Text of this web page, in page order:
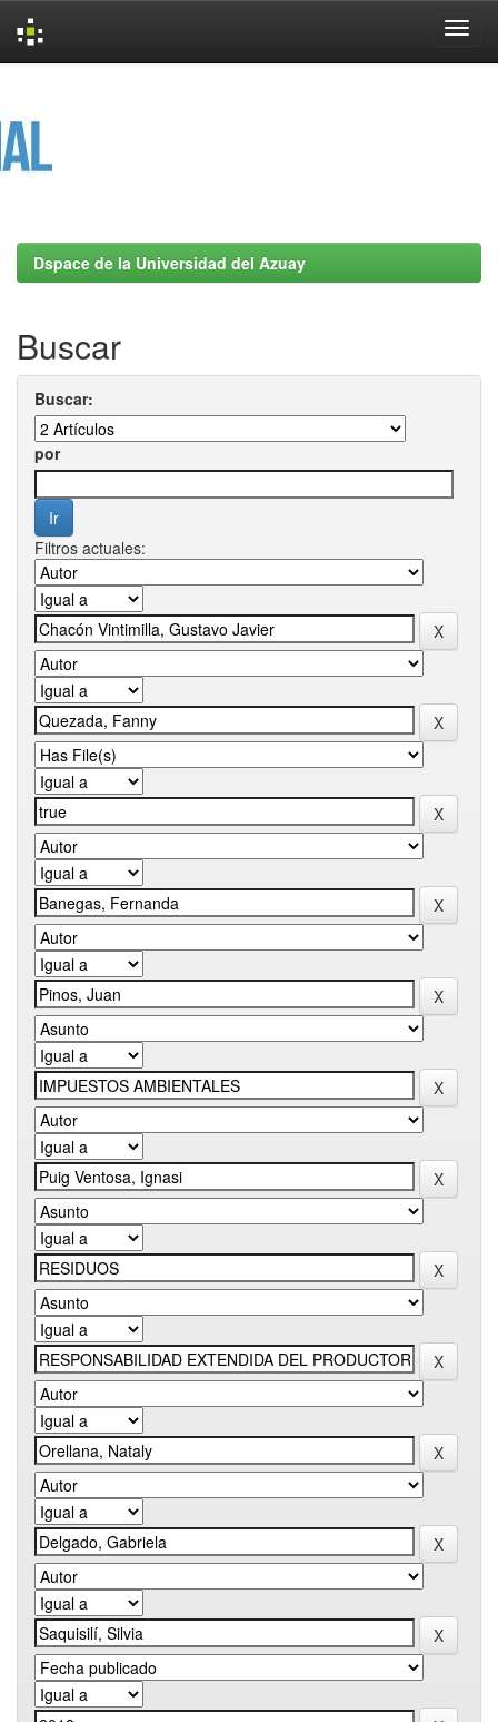
Dspace de la Universidad del Azuay
Buscar
Buscar:
por
Filtros actuales: